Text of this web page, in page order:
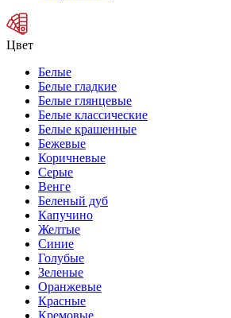
Цвет
Белые
Белые гладкие
Белые глянцевые
Белые классические
Белые крашенные
Бежевые
Коричневые
Серые
Венге
Беленый дуб
Капучино
Желтые
Синие
Голубые
Зеленые
Оранжевые
Красные
Кремовые